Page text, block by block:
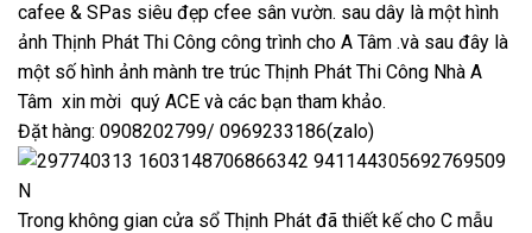
cafee & SPas siêu đẹp cfee sân vườn. sau dây là một hình
ảnh Thịnh Phát Thi Công công trình cho A Tâm .và sau đây là
một số hình ảnh mành tre trúc Thịnh Phát Thi Công Nhà A
Tâm xin mời quý ACE và các bạn tham khảo.
Đặt hàng: 0908202799/ 0969233186(zalo)
Trong không gian cửa sổ Thịnh Phát đã thiết kế cho C mẫu